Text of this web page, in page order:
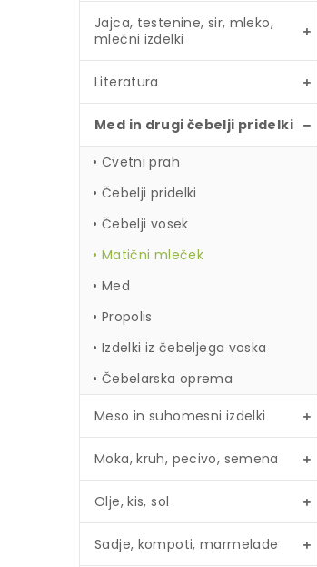
Jajca, testenine, sir, mleko,
mlečni izdelki
Literatura
Med in drugi čebelji pridelki
Cvetni prah
Čebelji pridelki
Čebelji vosek
Matični mleček
Med
Propolis
Izdelki iz čebeljega voska
Čebelarska oprema
Meso in suhomesni izdelki
Moka, kruh, pecivo, semena
Olje, kis, sol
Sadje, kompoti, marmelade